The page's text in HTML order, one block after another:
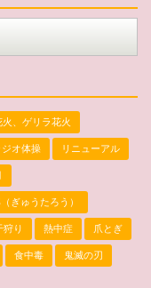
、ゲリラ花火
ジオ体操 リニューアル
ぎゅうたろう）
狩り 熱中症 爪とぎ
食中毒 鬼滅の刃